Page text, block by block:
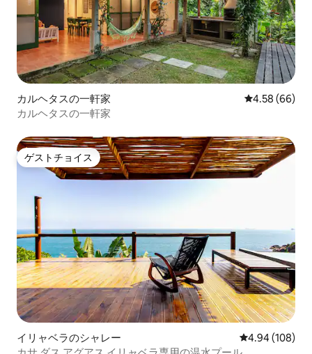
カルヘタスの一軒家 レビュー66
4.58 (66)
カルヘタスの一軒家
ゲストチョイス
ゲストチョイス
イリャベラのシャレー レビュー108
4.94 (108)